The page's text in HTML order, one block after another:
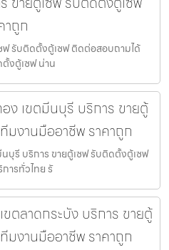
ถูก
ฟ รับติดตั้งตู้เซฟ ติดต่อสอบถามได้
งตู้เซฟ น่าน
ง เขตมีนบุรี บริการ ขายตู้
มงานมืออาชีพ ราคาถูก
บุรี บริการ ขายตู้เซฟ รับติดตั้งตู้เซฟ
ารทั่วไทย รั
ขตลาดกระบัง บริการ ขายตู้
มงานมืออาชีพ ราคาถูก